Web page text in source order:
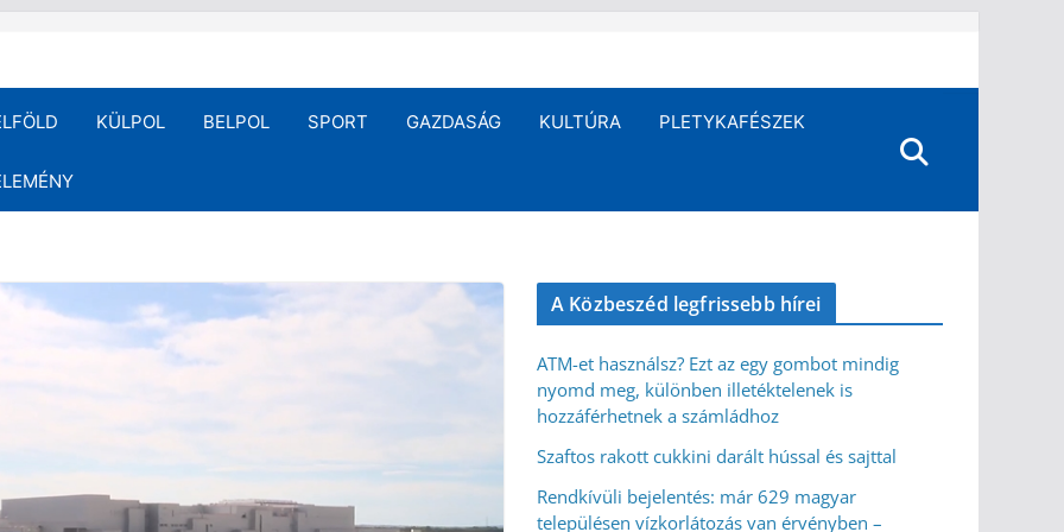
KÜLPOL BELPOL SPORT GAZDASÁG KULTÚRA PLETYKAFÉSZEK
A Közbeszéd legfrissebb hírei
ATM-et használsz? Ezt az egy gombot mindig
nyomd meg, különben illetéktelenek is
hozzáférhetnek a számládhoz
Szaftos rakott cukkini darált hússal és sajttal
Rendkívüli bejelentés: már 629 magyar
településen vízkorlátozás van érvényben –